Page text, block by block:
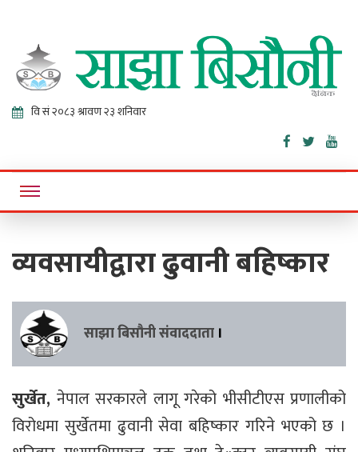
Sajha
Bisaunee
Online News Portal
व्यवसायीद्वारा ढुवानी बहिष्कार
साझा बिसौनी संवाददाता ।
सुर्खेत, नेपाल सरकारले लागू गरेको भीसीटीएस प्रणालीको
विरोधमा सुर्खेतमा ढुवानी सेवा बहिष्कार गरिने भएको छ ।